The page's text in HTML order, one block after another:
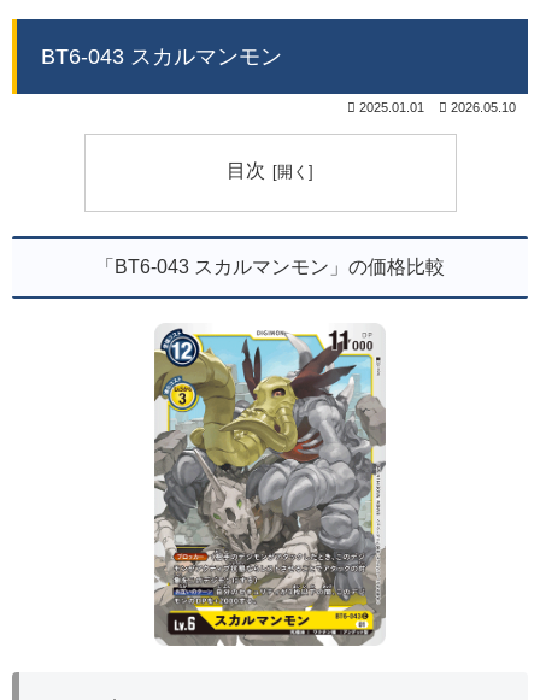
BT6-043 スカルマンモン
2025.01.01 2026.05.10
目次
「BT6-043 スカルマンモン」の価格比較